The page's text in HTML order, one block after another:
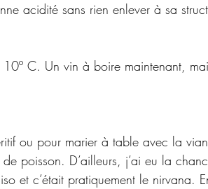
acidité sans rien enlever à sa
C. Un vin à boire maintenant,
ou pour marier à table avec la
poisson. D’ailleurs, j’ai eu la
et c’était pratiquement le nirvana.